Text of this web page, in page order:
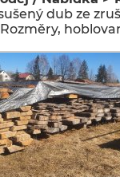
dub ze
Rozměry,